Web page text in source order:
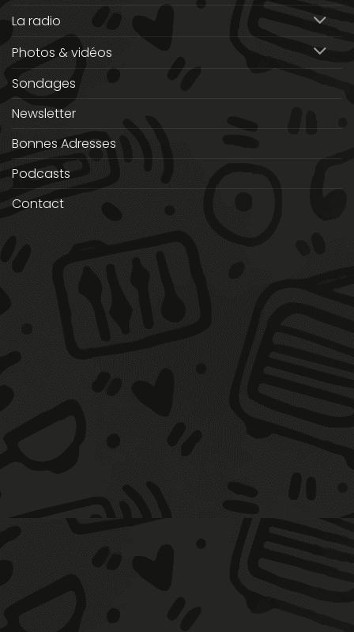
La radio
Photos & vidéos
Sondages
Newsletter
Bonnes Adresses
Podcasts
Contact